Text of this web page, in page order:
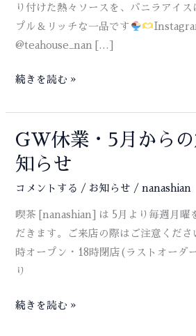
り付けた熱々ソースを、バニラアイ
プル＆リッチな一品です
@teahouse_nan […]
新
ニ
ュ
ー
「テ
ィ
ー・
ア
フ
ォ
ー
続きを読む »
GW休業・5月から
知らせ
コメントする / お知らせ /nanashian
喫茶 [nanashian] は 5月より毎週月曜
だきます。ご来店の際はご注意くださ
時オープン・18時閉店(ラストオーダ
り
GW
続きを読む »